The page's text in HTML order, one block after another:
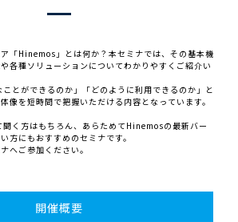
「Hinemos」とは何か？本セミナでは、その基本機
各種ソリューションについてわかりやすくご紹介い
ことができるのか」「どのように利用できるのか」と
像を短時間で把握いただける内容となっています。
く方はもちろん、あらためてHinemosの最新バー
方にもおすすめのセミナです。
へご参加ください。
開催概要